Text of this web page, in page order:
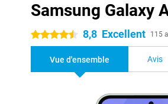
Samsung Galaxy
4.5 étoiles 8,8 Excellent 115
Vue d'ensemble Avis